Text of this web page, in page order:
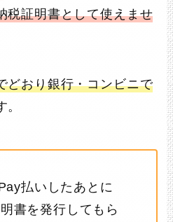
税証明書として使えませ
どおり銀行・コンビニで
。
払いしたあとに
書を発行してもら